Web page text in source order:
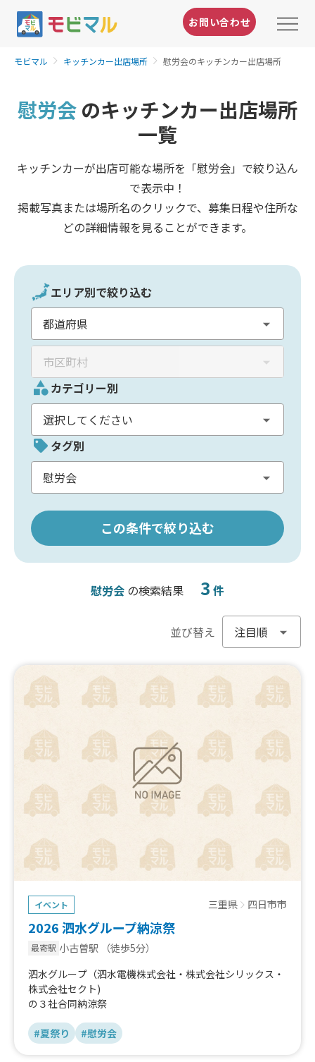
お問い合わせ
モビマル キッチンカー出店場所 慰労会のキッチンカー出店場所
慰労会 のキッチンカー出店場所
一覧
キッチンカーが出店可能な場所を「慰労会」で絞り込ん
で表示中！
掲載写真または場所名のクリックで、募集日程や住所な
どの詳細情報を見ることができます。
エリア別で絞り込む
カテゴリー別
タグ別
この条件で絞り込む
慰労会 の検索結果 3 件
並び替え
イベント 三重県 四日市市
2026 泗水グループ納涼祭
最寄駅 小古曽駅
（徒歩5分）
泗水グループ（泗水電機株式会社・株式会社シリックス・
株式会社セクト)
の３社合同納涼祭
#夏祭り #慰労会